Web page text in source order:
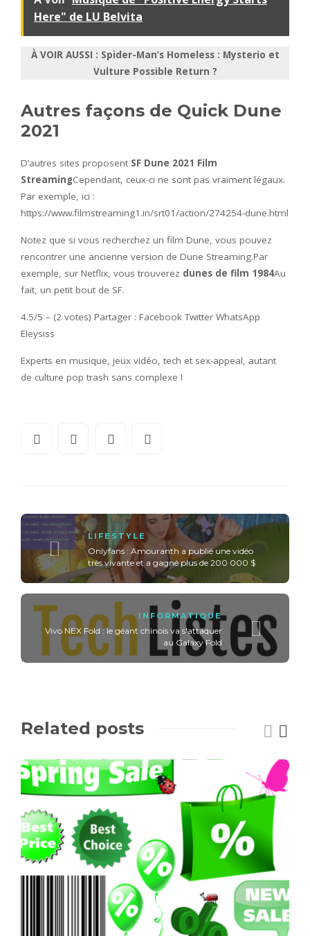
Here" de LU Belvita
À VOIR AUSSI : Spider-Man’s Homeless : Mysterio et
Vulture Possible Return ?
Autres façons de Quick Dune
2021
D’autres sites proposent SF Dune 2021 Film
StreamingCependant, ceux-ci ne sont pas vraiment légaux.
Par exemple, ici :
https://www.filmstreaming1.in/srt01/action/274254-dune.html
Notez que si vous recherchez un film Dune, vous pouvez
rencontrer une ancienne version de Dune Streaming.Par
exemple, sur Netflix, vous trouverez dunes de film 1984Au
fait, un petit bout de SF.
4.5/5 – (2 votes) Partager : Facebook Twitter WhatsApp
Eleysiss
Experts en musique, jeux vidéo, tech et sex-appeal, autant
de culture pop trash sans complexe !
LIFESTYLE
Onlyfans : Amouranth a publié une vidéo
très vivante et a gagné plus de 200 000 $
INFORMATIQUE
Vivo NEX Fold : le géant chinois va s'attaquer
au Galaxy Fold
Related posts